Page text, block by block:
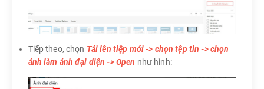
Tiếp theo, chọn Tải lên tiệp mới -> chọn tệp tin -> chọn
ảnh làm ảnh đại diện -> Open như hình: